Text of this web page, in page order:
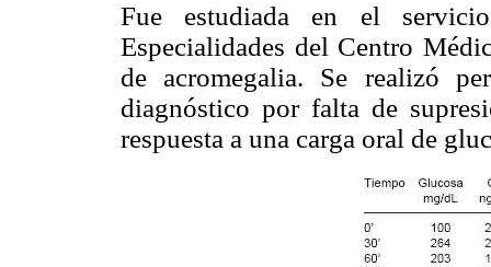
Fue estudiada en el
Especialidades del Centro
de acromegalia. Se realizó
diagnóstico por falta de
respuesta a una carga oral de